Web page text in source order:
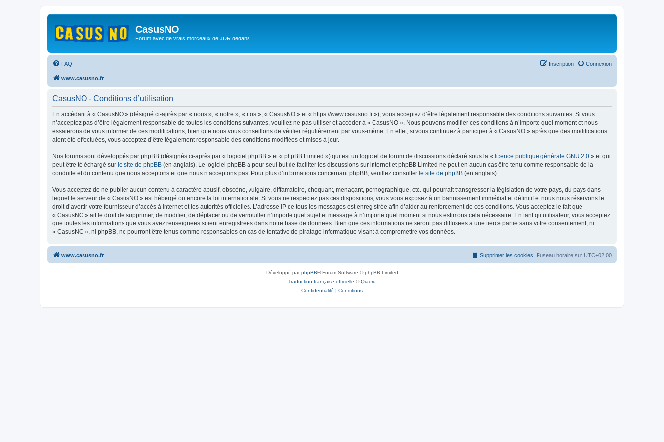
CasusNO
Forum avec de vrais morceaux de JDR dedans.
FAQ Connexion
Inscription
www.casusno.fr
CasusNO - Conditions d’utilisation
En accédant à « CasusNO » (désigné ci-après par « nous », « notre », « nos », « CasusNO » et « https://www.casusno.fr »), vous acceptez d’être légalement responsable des conditions suivantes. Si vous
n’acceptez pas d’être légalement responsable de toutes les conditions suivantes, veuillez ne pas utiliser et accéder à « CasusNO ». Nous pouvons modifier ces conditions à n’importe quel moment et nous
essaierons de vous informer de ces modifications, bien que nous vous conseillons de vérifier régulièrement par vous-même. En effet, si vous continuez à participer à « CasusNO » après que des modifications
aient été effectuées, vous acceptez d’être légalement responsable des conditions modifiées et mises à jour.
Nos forums sont développés par phpBB (désignés ci-après par « logiciel phpBB » et « phpBB Limited ») qui est un logiciel de forum de discussions déclaré sous la « licence publique générale GNU 2.0 » et qui
peut être téléchargé sur le site de phpBB (en anglais). Le logiciel phpBB a pour seul but de faciliter les discussions sur internet et phpBB Limited ne peut en aucun cas être tenu comme responsable de la
conduite et du contenu que nous acceptons et que nous n’acceptons pas. Pour plus d’informations concernant phpBB, veuillez consulter le site de phpBB (en anglais).
Vous acceptez de ne publier aucun contenu à caractère abusif, obscène, vulgaire, diffamatoire, choquant, menaçant, pornographique, etc. qui pourrait transgresser la législation de votre pays, du pays dans
lequel le serveur de « CasusNO » est hébergé ou encore la loi internationale. Si vous ne respectez pas ces dispositions, vous vous exposez à un bannissement immédiat et définitif et nous nous réservons le
droit d’avertir votre fournisseur d’accès à internet et les autorités officielles. L’adresse IP de tous les messages est enregistrée afin d’aider au renforcement de ces conditions. Vous acceptez le fait que
« CasusNO » ait le droit de supprimer, de modifier, de déplacer ou de verrouiller n’importe quel sujet et message à n’importe quel moment si nous estimons cela nécessaire. En tant qu’utilisateur, vous acceptez
que toutes les informations que vous avez renseignées soient enregistrées dans notre base de données. Bien que ces informations ne seront pas diffusées à une tierce partie sans votre consentement, ni
« CasusNO », ni phpBB, ne pourront être tenus comme responsables en cas de tentative de piratage informatique visant à compromettre vos données.
www.casusno.fr Fuseau horaire sur UTC+02:00
Supprimer les cookies
Développé parphpBB® Forum Software © phpBB Limited
Traduction française officielle ©Qiaeru
Confidentialité | Conditions